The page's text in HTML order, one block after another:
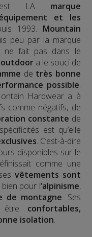
LA marque
et les
1993. Mountain
peu par la marque
ne fait pas dans le
a le souci de
de très bonne
possible.
Hardwear a à
comme négatifs, de
constante de
est qu’elle
. C’est-à-dire
disponibles sur le
comme une
vêtements sont
pour l’alpinisme,
de montagne. Ses
être confortables,
isolation.